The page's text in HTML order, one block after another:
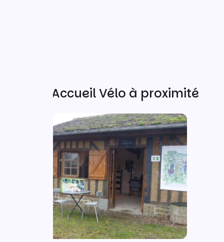
Autres Accueil Vélo à proximité